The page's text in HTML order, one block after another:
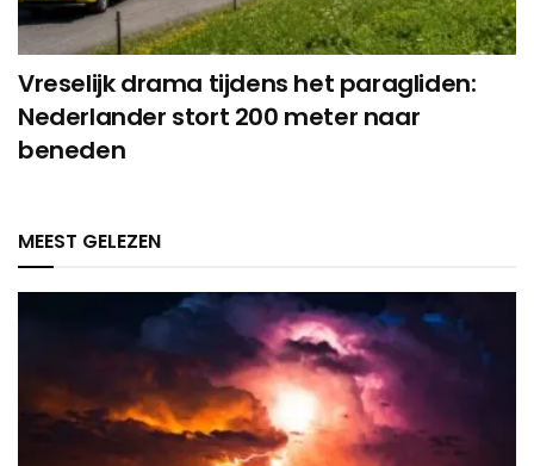
Vreselijk drama tijdens het paragliden:
Nederlander stort 200 meter naar
beneden
MEEST GELEZEN